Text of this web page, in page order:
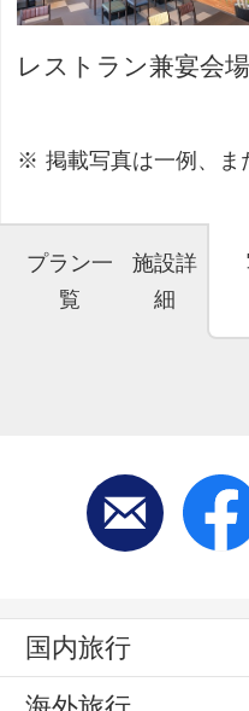
レストラン兼宴会場
掲載写真は一例、ま
プラン一
覧
施設詳
細
国内旅行